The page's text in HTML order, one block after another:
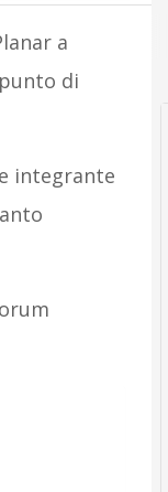
a
di
integrante